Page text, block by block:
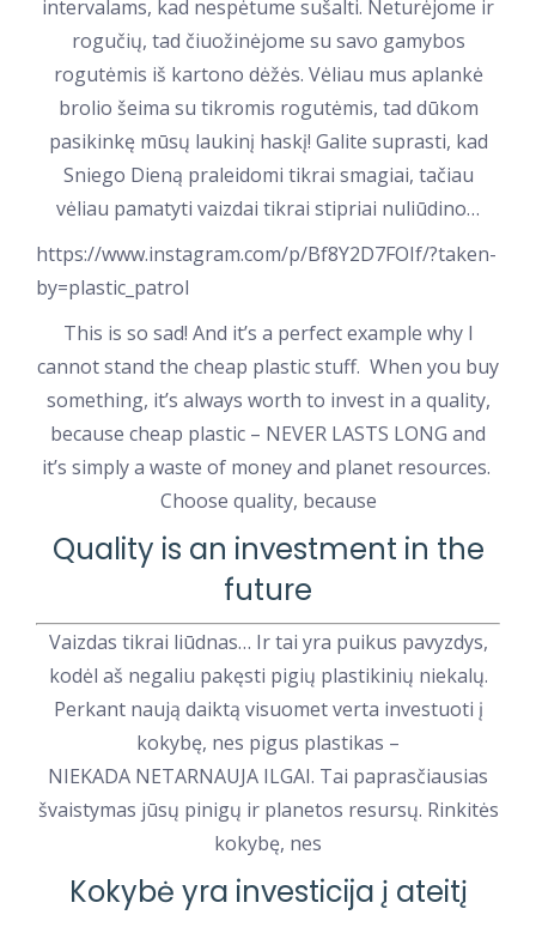
intervalams, kad nespėtume sušalti. Neturėjome ir
rogučių, tad čiuožinėjome su savo gamybos
rogutėmis iš kartono dėžės. Vėliau mus aplankė
brolio šeima su tikromis rogutėmis, tad dūkom
pasikinkę mūsų laukinį haskį! Galite suprasti, kad
Sniego Dieną praleidomi tikrai smagiai, tačiau
vėliau pamatyti vaizdai tikrai stipriai nuliūdino…
https://www.instagram.com/p/Bf8Y2D7FOIf/?taken-
by=plastic_patrol
This is so sad! And it’s a perfect example why I
cannot stand the cheap plastic stuff. When you buy
something, it’s always worth to invest in a quality,
because cheap plastic – NEVER LASTS LONG and
it’s simply a waste of money and planet resources.
Choose quality, because
Quality is an investment in the
future
Vaizdas tikrai liūdnas… Ir tai yra puikus pavyzdys,
kodėl aš negaliu pakęsti pigių plastikinių niekalų.
Perkant naują daiktą visuomet verta investuoti į
kokybę, nes pigus plastikas –
NIEKADA NETARNAUJA ILGAI. Tai paprasčiausias
švaistymas jūsų pinigų ir planetos resursų. Rinkitės
kokybę, nes
Kokybė yra investicija į ateitį